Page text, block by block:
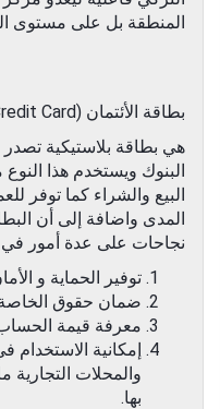
المنطقة بل على مستوى
بطاقة الأئتمان (Credit Card):
هي بطاقة بلاستيكية
البنوك ويستخدم هذا
البيع والشراء كما توفر
المدى واضافة إلى أن
نجاحات على عدة أمور في
توفير الحماية و
ضمان حقوق الخاصة
معرفة قيمة
إمكانية الاستخدام
والمحلات التجارية
بها.